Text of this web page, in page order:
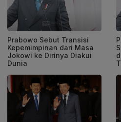
Prabowo Sebut Transisi
Kepemimpinan dari Masa
Jokowi ke Dirinya Diakui
Dunia